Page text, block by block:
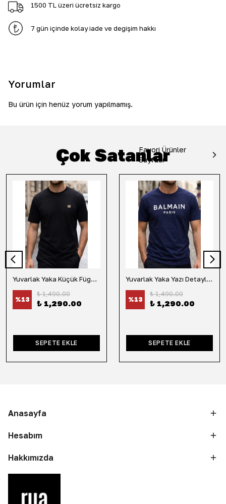
1500 TL üzeri ücretsiz kargo
7 gün içinde kolay iade ve değişim hakkı
Yorumlar
Bu ürün için henüz yorum yapılmamış.
Çok Satanlar
Favori Ürünler
Sayfası
Yuvarlak Yaka Küçük Fügür Detaylı Tişört-Siyah
%13
₺ 1,490.00
₺ 1,290.00
SEPETE EKLE
Yuvarlak Yaka Yazı Detaylı Tişört-Lacivert
%13
₺ 1,490.00
₺ 1,290.00
SEPETE EKLE
Anasayfa
Hesabım
Hakkımızda